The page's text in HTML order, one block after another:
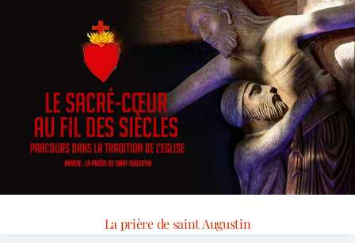
La prière de saint Augustin